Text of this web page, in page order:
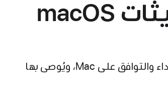
الميزات الجديدة في تحديثات macOS
تساعد تحديثات macOS Sonoma على تحسين الثبات والأداء والتوافق على Mac، ويُوصى بها